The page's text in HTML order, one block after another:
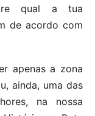
qual a tua
de acordo com
apenas a zona
ainda, uma das
na nossa